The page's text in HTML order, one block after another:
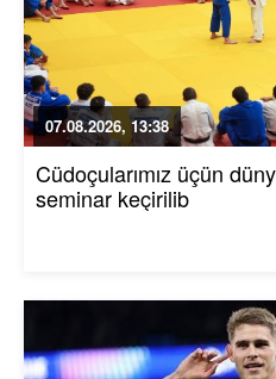
07.08.2026, 13:38
Cüdoçularımız üçün
seminar keçirilib